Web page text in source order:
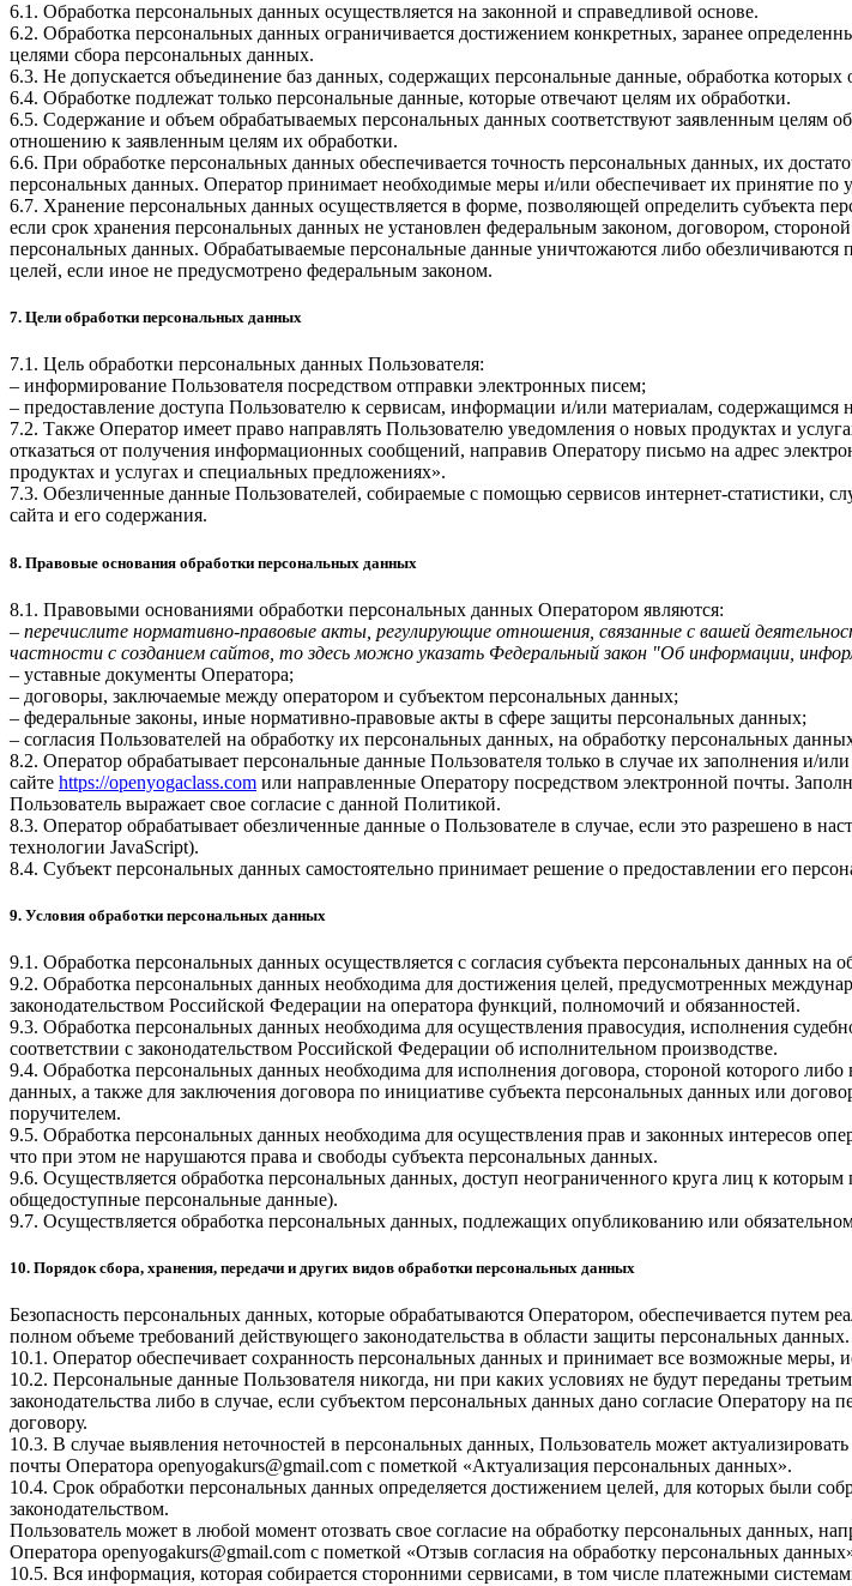
6.1. Обработка персональных данных осуществляется на законной и справедливой основе.
6.2. Обработка персональных данных ограничивается достижением конкретных, заранее
целями сбора персональных данных.
6.3. Не допускается объединение баз данных, содержащих персональные данные, обработка
6.4. Обработке подлежат только персональные данные, которые отвечают целям их обработки.
6.5. Содержание и объем обрабатываемых персональных данных соответствуют заявленным целям
отношению к заявленным целям их обработки.
6.6. При обработке персональных данных обеспечивается точность персональных данных, их
персональных данных. Оператор принимает необходимые меры и/или обеспечивает их принятие
6.7. Хранение персональных данных осуществляется в форме, позволяющей определить субъекта
если срок хранения персональных данных не установлен федеральным законом, договором,
персональных данных. Обрабатываемые персональные данные уничтожаются либо
целей, если иное не предусмотрено федеральным законом.
7. Цели обработки персональных данных
7.1. Цель обработки персональных данных Пользователя:
– информирование Пользователя посредством отправки электронных писем;
– предоставление доступа Пользователю к сервисам, информации и/или материалам, содержащимся
7.2. Также Оператор имеет право направлять Пользователю уведомления о новых продуктах и
отказаться от получения информационных сообщений, направив Оператору письмо на адрес
продуктах и услугах и специальных предложениях».
7.3. Обезличенные данные Пользователей, собираемые с помощью сервисов интернет-статистики,
сайта и его содержания.
8. Правовые основания обработки персональных данных
8.1. Правовыми основаниями обработки персональных данных Оператором являются:
– перечислите нормативно-правовые акты, регулирующие отношения, связанные с вашей
частности с созданием сайтов, то здесь можно указать Федеральный закон "Об информации,
– уставные документы Оператора;
– договоры, заключаемые между оператором и субъектом персональных данных;
– федеральные законы, иные нормативно-правовые акты в сфере защиты персональных данных;
– согласия Пользователей на обработку их персональных данных, на обработку персональных
8.2. Оператор обрабатывает персональные данные Пользователя только в случае их заполнения и/
сайте https://openyogaclass.com или направленные Оператору посредством электронной почты.
Пользователь выражает свое согласие с данной Политикой.
8.3. Оператор обрабатывает обезличенные данные о Пользователе в случае, если это разрешено в
технологии JavaScript).
8.4. Субъект персональных данных самостоятельно принимает решение о предоставлении его
9. Условия обработки персональных данных
9.1. Обработка персональных данных осуществляется с согласия субъекта персональных данных на
9.2. Обработка персональных данных необходима для достижения целей, предусмотренных
законодательством Российской Федерации на оператора функций, полномочий и обязанностей.
9.3. Обработка персональных данных необходима для осуществления правосудия, исполнения
соответствии с законодательством Российской Федерации об исполнительном производстве.
9.4. Обработка персональных данных необходима для исполнения договора, стороной которого
данных, а также для заключения договора по инициативе субъекта персональных данных или
поручителем.
9.5. Обработка персональных данных необходима для осуществления прав и законных интересов
что при этом не нарушаются права и свободы субъекта персональных данных.
9.6. Осуществляется обработка персональных данных, доступ неограниченного круга лиц к
общедоступные персональные данные).
9.7. Осуществляется обработка персональных данных, подлежащих опубликованию или
10. Порядок сбора, хранения, передачи и других видов обработки персональных данных
Безопасность персональных данных, которые обрабатываются Оператором, обеспечивается путем
полном объеме требований действующего законодательства в области защиты персональных данных.
10.1. Оператор обеспечивает сохранность персональных данных и принимает все возможные
10.2. Персональные данные Пользователя никогда, ни при каких условиях не будут переданы
законодательства либо в случае, если субъектом персональных данных дано согласие Оператору
договору.
10.3. В случае выявления неточностей в персональных данных, Пользователь может
почты Оператора openyogakurs@gmail.com с пометкой «Актуализация персональных данных».
10.4. Срок обработки персональных данных определяется достижением целей, для которых были
законодательством.
Пользователь может в любой момент отозвать свое согласие на обработку персональных данных,
Оператора openyogakurs@gmail.com с пометкой «Отзыв согласия на обработку персональных
10.5. Вся информация, которая собирается сторонними сервисами, в том числе платежными